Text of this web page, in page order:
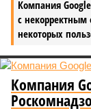
Компания
с некорректным
некоторых
Компания